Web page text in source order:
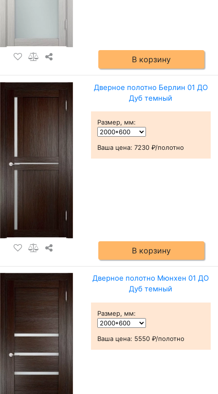
В корзину
Дверное полотно Берлин 01 ДО
Дуб темный
Размер, мм:
Ваша цена: 7230 ₽/полотно
В корзину
Дверное полотно Мюнхен 01 ДО
Дуб темный
Размер, мм:
Ваша цена: 5550 ₽/полотно